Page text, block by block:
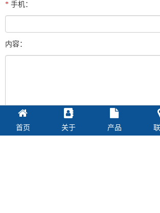
* 手机：
内容：
首页 关于 产品